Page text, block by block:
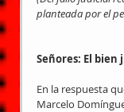
planteada por el
Señores: El
En la respuesta
Marcelo